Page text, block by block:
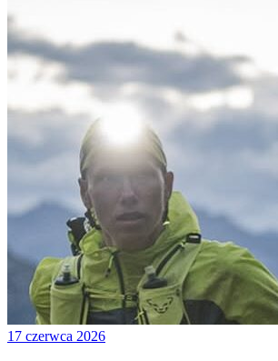
17 czerwca 2026